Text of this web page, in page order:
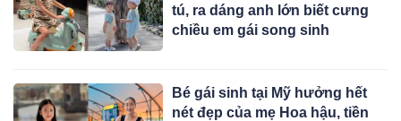
tú, ra dáng anh lớn biết cưng
chiều em gái song sinh
Bé gái sinh tại Mỹ hưởng hết
nét đẹp của mẹ Hoa hậu, tiền